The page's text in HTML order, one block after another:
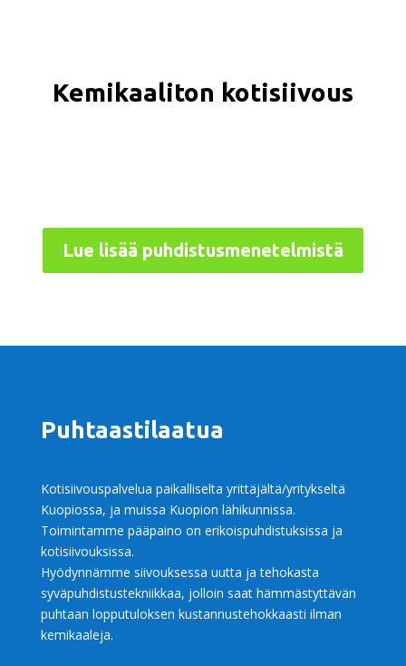
Kemikaaliton kotisiivous
Lue lisää puhdistusmenetelmistä
Puhtaastilaatua
Kotisiivouspalvelua paikalliselta yrittäjältä/yritykseltä
Kuopiossa, ja muissa Kuopion lähikunnissa.
Toimintamme pääpaino on erikoispuhdistuksissa ja
kotisiivouksissa.
Hyödynnämme siivouksessa uutta ja tehokasta
syväpuhdistustekniikkaa, jolloin saat hämmästyttävän
puhtaan lopputuloksen kustannustehokkaasti ilman
kemikaaleja.